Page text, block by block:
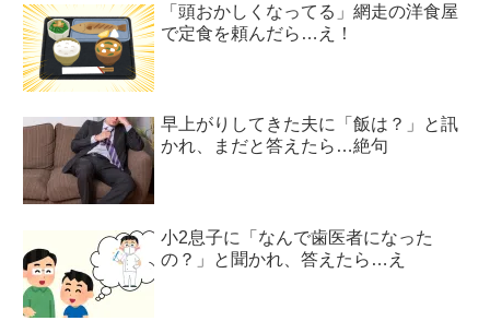
「頭おかしくなってる」網走の洋食屋
で定食を頼んだら…え！
早上がりしてきた夫に「飯は？」と訊
かれ、まだと答えたら…絶句
小2息子に「なんで歯医者になった
の？」と聞かれ、答えたら…え